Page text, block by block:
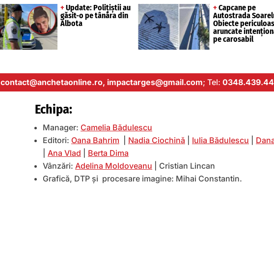
+ Update: Polițiștii au
găsit-o pe tânăra din
Albota
+ Capcane pe
Autostrada
Obiecte
aruncate
pe carosabil
contact@anchetaonline.ro, impactarges@gmail.com; Tel:
Echipa:
Manager: Camelia Bădulescu
Editori: Oana Bahrim Nadia Ciochină Iulia Bădulescu
Ana Vlad
Berta Dima
Vânzări: Adelina Moldoveanu | Cristian Lincan
Grafică, DTP și procesare imagine: Mihai Constantin.